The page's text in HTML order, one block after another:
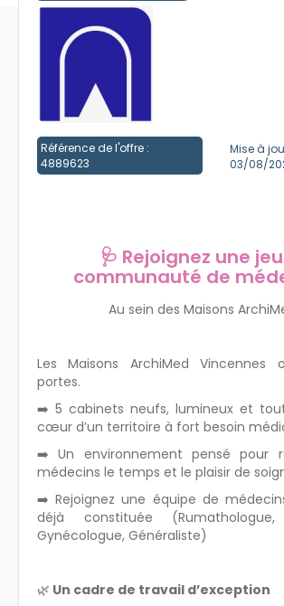
Référence de l'offre :
4889623
Mise à
03/08/
🩺 Rejoignez une
communauté de
Au sein des Maisons
Les Maisons ArchiMed Vincennes
portes.
➡️ 5 cabinets neufs, lumineux et
cœur d’un territoire à fort besoin
➡️ Un environnement pensé pour
médecins le temps et le plaisir de
➡️ Rejoignez une équipe de
déjà constituée (Rumathologue,
Gynécologue, Généraliste)
🌿 Un cadre de travail d’exception